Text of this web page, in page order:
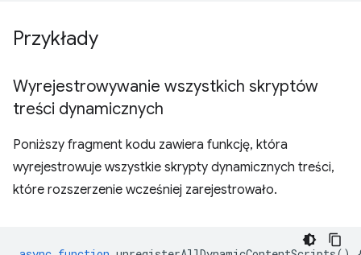
Przykłady
Wyrejestrowywanie wszystkich skryptów
treści dynamicznych
Poniższy fragment kodu zawiera funkcję, która
wyrejestrowuje wszystkie skrypty dynamicznych treści,
które rozszerzenie wcześniej zarejestrowało.